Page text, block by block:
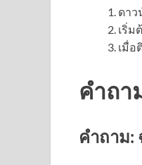
ดาว
เริ่ม
เมื่อ
คำถา
คำถาม: